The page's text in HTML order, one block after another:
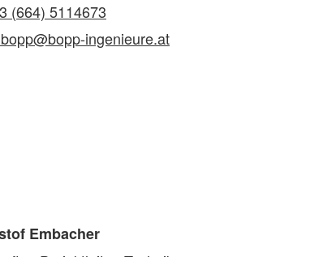
(664) 5114673
ingenieure.at
Embacher